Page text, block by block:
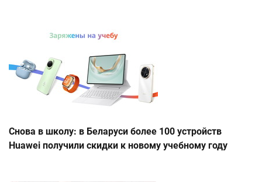
Снова в школу: в Беларуси более 100 устройств
Huawei получили скидки к новому учебному году